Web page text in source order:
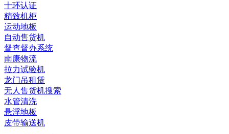
十环认证
精致机柜
运动地板
自动售货机
督查督办系统
南康物流
拉力试验机
龙门吊租赁
无人售货机搜索
水管清洗
悬浮地板
皮带输送机